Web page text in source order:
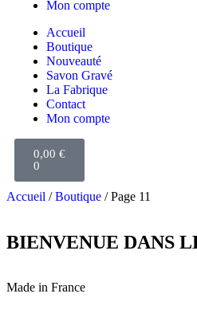
Mon compte
Accueil
Boutique
Nouveauté
Savon Gravé
La Fabrique
Contact
Mon compte
0,00 €
0
Accueil /Boutique / Page 11
BIENVENUE DANS
Made in France